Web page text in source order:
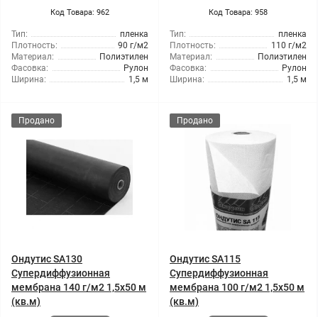
Код Товара: 962
Тип:
пленка
Плотность:
90 г/м2
Материал:
Полиэтилен
Фасовка:
Рулон
Ширина:
1,5 м
Код Товара: 958
Тип:
пленка
Плотность:
110 г/м2
Материал:
Полиэтилен
Фасовка:
Рулон
Ширина:
1,5 м
Продано
Ондутис SA130
Супердиффузионная
мембрана 140 г/м2 1,5x50 м
(кв.м)
Продано
Ондутис SA115
Супердиффузионная
мембрана 100 г/м2 1,5x50 м
(кв.м)